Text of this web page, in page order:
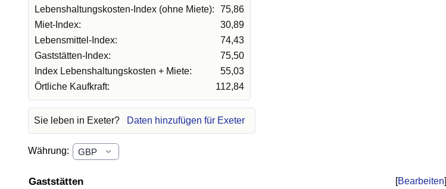
Lebenshaltungskosten-Index (ohne Miete):
75,86
Miet-Index:
30,89
Lebensmittel-Index:
74,43
Gaststätten-Index:
75,50
Index Lebenshaltungskosten + Miete:
55,03
Örtliche Kaufkraft:
112,84
Sie leben in Exeter? Daten hinzufügen für Exeter
Währung:
Gaststätten [Bearbeiten]